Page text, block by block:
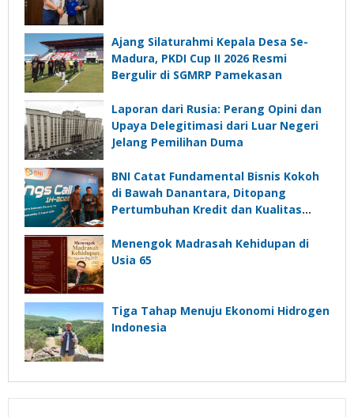
Ajang Silaturahmi Kepala Desa Se-
Madura, PKDI Cup II 2026 Resmi
Bergulir di SGMRP Pamekasan
Laporan dari Rusia: Perang Opini dan
Upaya Delegitimasi dari Luar Negeri
Jelang Pemilihan Duma
BNI Catat Fundamental Bisnis Kokoh
di Bawah Danantara, Ditopang
Pertumbuhan Kredit dan Kualitas
Menengok Madrasah Kehidupan di
Usia 65
Tiga Tahap Menuju Ekonomi Hidrogen
Indonesia